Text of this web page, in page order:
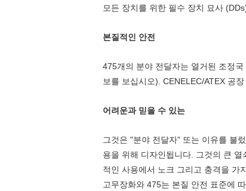
모든 장치를 위한 필수 장치 묘사
본질적인 안전
475개의 분야 전달자는 열거된 조정
보를 보십시오). CENELEC/ATEX 공
어려운과 믿을 수 있는
그것은 "분야 전달자" 또는 이유를 불
용을 위해 디자인됩니다. 그것의 큰
적인 사용에서 노크 그리고 충격을 가
고무장화와 475는 본질 안전 표준에